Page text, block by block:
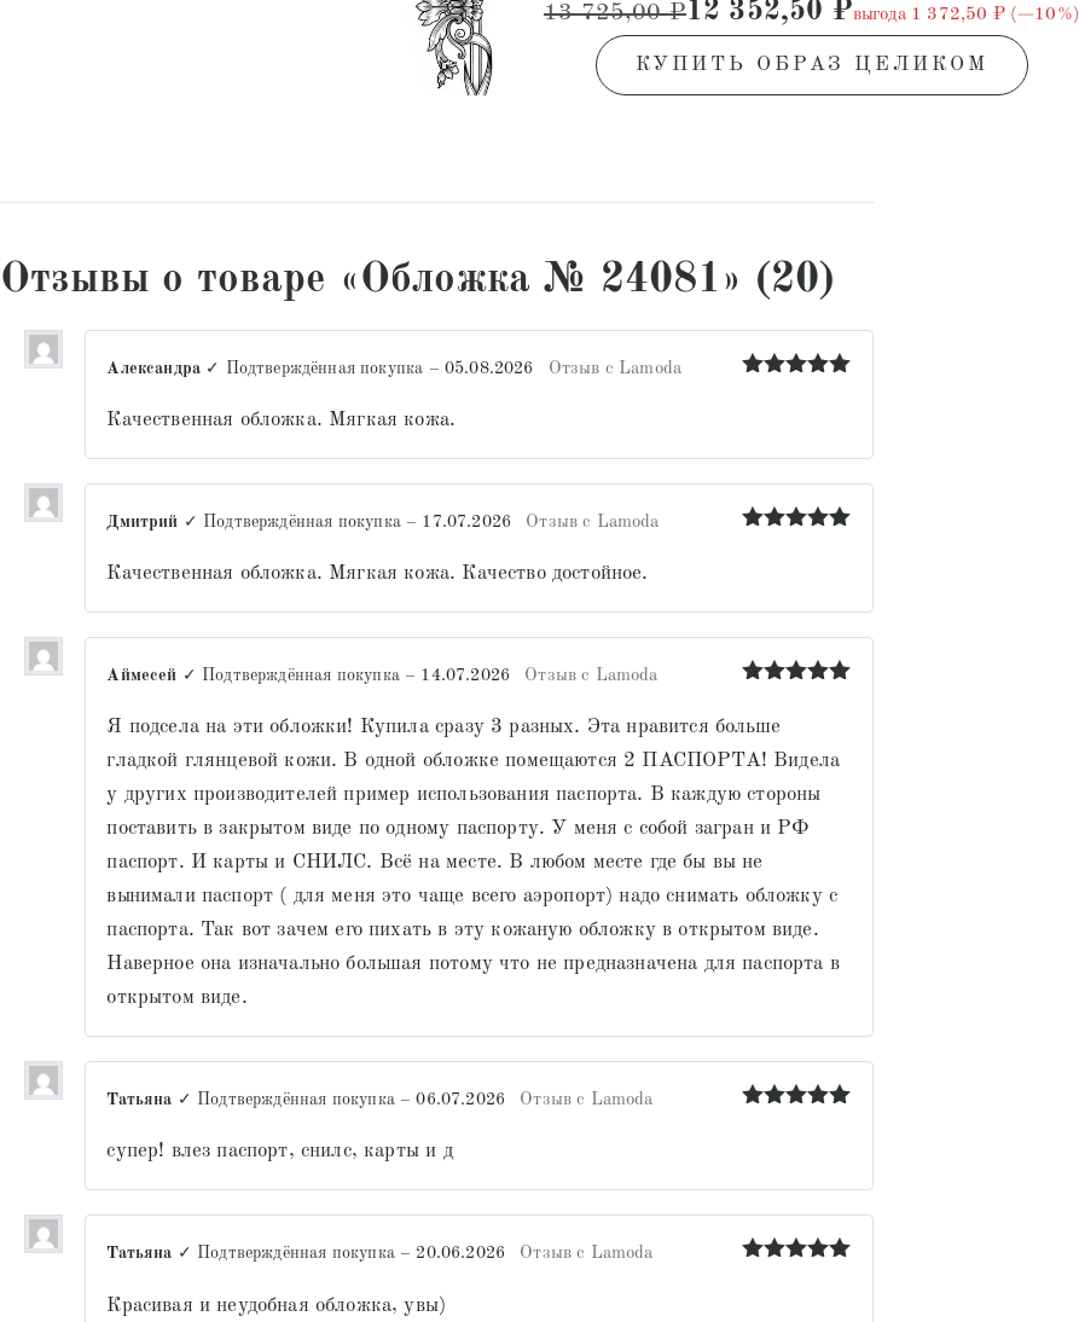
13 725,00₽12 352,50 ₽выгода 1 372,50 ₽ (−10%)
КУПИТЬ ОБРАЗ ЦЕЛИКОМ
Отзывы о товаре «Обложка № 24081» (20)
Александра ✓ Подтверждённая покупка – 05.08.2026 Отзыв с Lamoda
Качественная обложка. Мягкая кожа.
Дмитрий ✓ Подтверждённая покупка – 17.07.2026 Отзыв с Lamoda
Качественная обложка. Мягкая кожа. Качество достойное.
из 5
Аймесей ✓ Подтверждённая покупка – 14.07.2026 Отзыв с Lamoda
Я подсела на эти обложки! Купила сразу 3 разных. Эта нравится больше
гладкой глянцевой кожи. В одной обложке помещаются 2 ПАСПОРТА! Видела
у других производителей пример использования паспорта. В каждую стороны
поставить в закрытом виде по одному паспорту. У меня с собой загран и РФ
паспорт. И карты и СНИЛС. Всё на месте. В любом месте где бы вы не
вынимали паспорт ( для меня это чаще всего аэропорт) надо снимать обложку с
паспорта. Так вот зачем его пихать в эту кожаную обложку в открытом виде.
Наверное она изначально большая потому что не предназначена для паспорта в
открытом виде.
Татьяна ✓ Подтверждённая покупка – 06.07.2026 Отзыв с Lamoda
супер! влез паспорт, снилс, карты и д
Татьяна ✓ Подтверждённая покупка – 20.06.2026 Отзыв с Lamoda
Красивая и неудобная обложка, увы)